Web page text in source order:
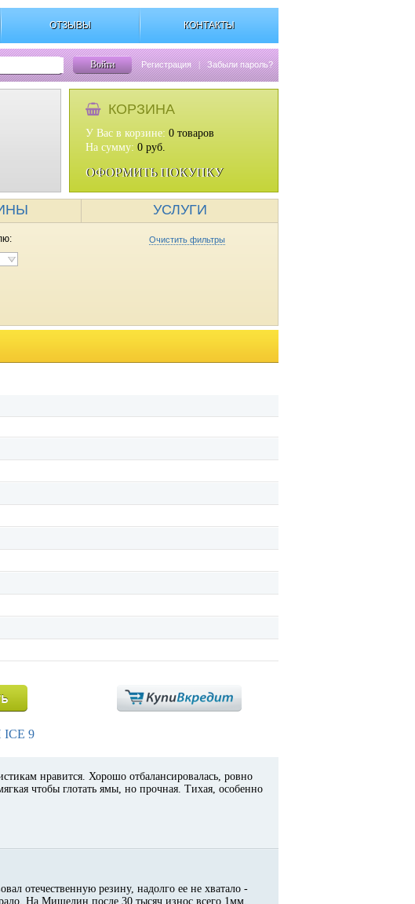
ОТЗЫВЫ КОНТАКТЫ
Войти Регистрация | Забыли пароль?
КОРЗИНА
У Вас в корзине: 0 товаров
На сумму: 0 руб.
ОФОРМИТЬ ПОКУПКУ
УСЛУГИ
Очистить фильтры
9
нравится. Хорошо отбалансировалась, ровно
чтобы глотать ямы, но прочная. Тихая, особенно
отечественную резину, надолго ее не хватало -
На Мишелин после 30 тысяч износ всего 1мм,